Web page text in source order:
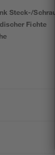
Steck-/
Fichte